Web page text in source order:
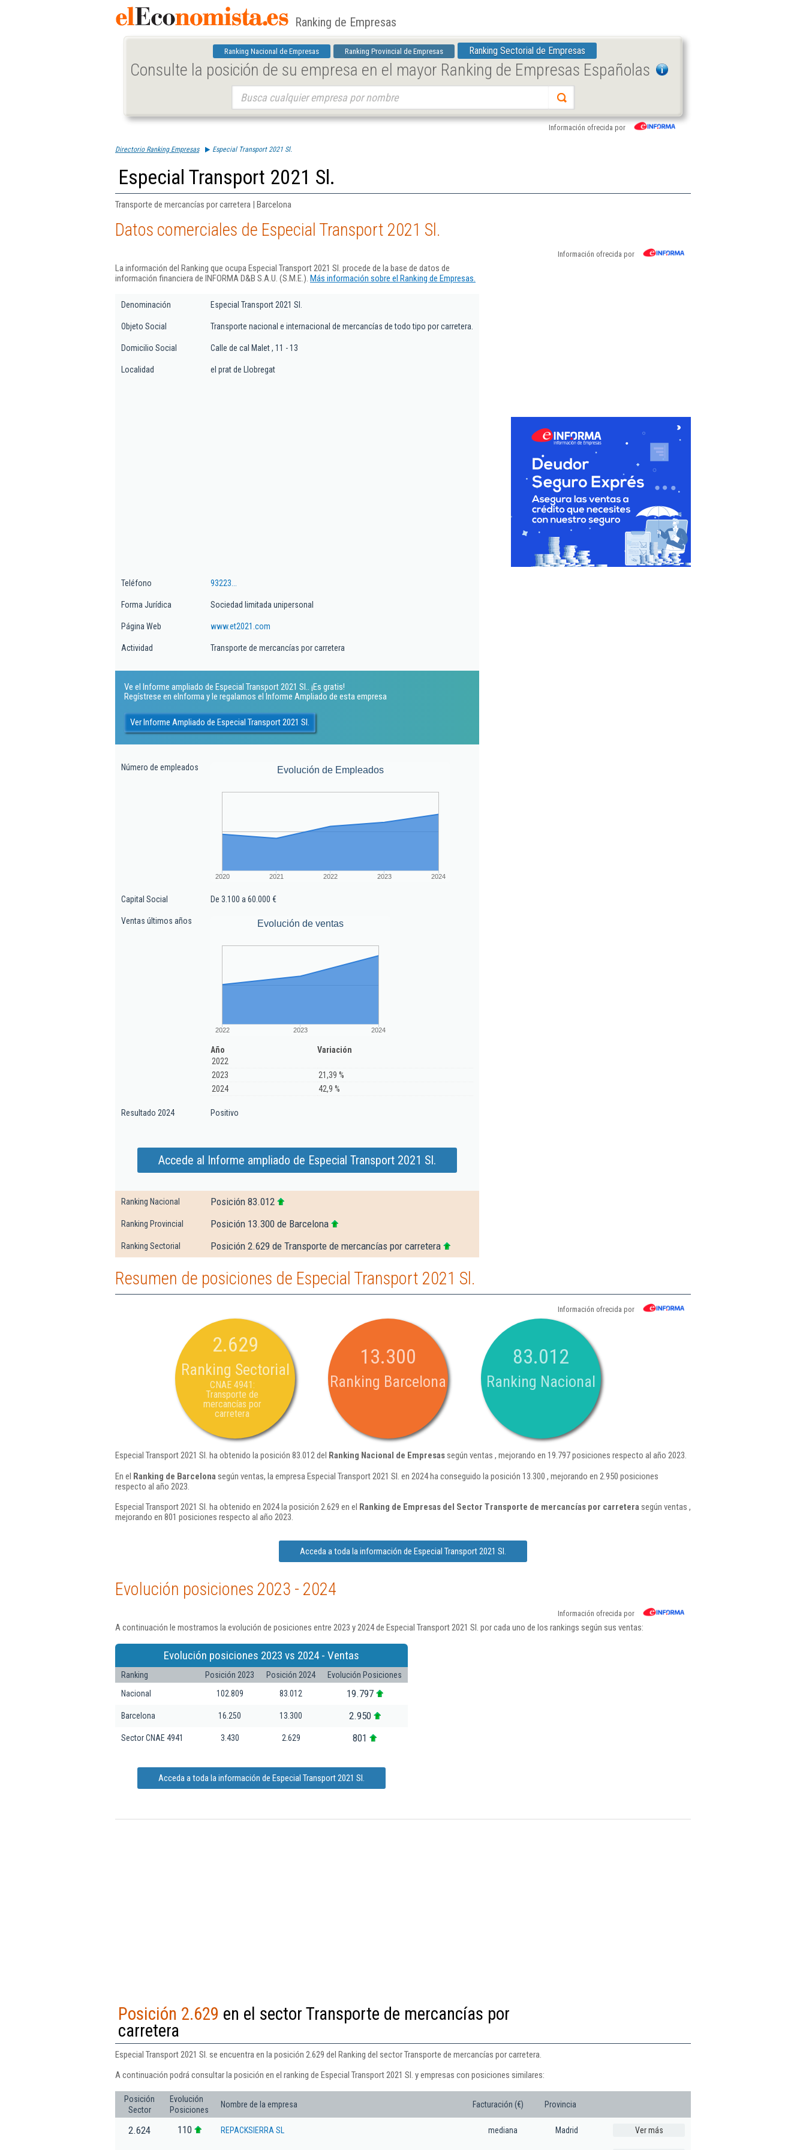
Ranking de Empresas
Ranking Nacional de Empresas Ranking Provincial de Empresas Ranking Sectorial de Empresas
Consulte la posición de su empresa en el mayor Ranking de Empresas Españolas
Información ofrecida por
Directorio Ranking Empresas Especial Transport 2021 Sl.
Especial Transport 2021 Sl.
Transporte de mercancías por carretera | Barcelona
Datos comerciales de Especial Transport 2021 Sl.
Información ofrecida por
La información del Ranking que ocupa Especial Transport 2021 Sl. procede de la base de datos de
información financiera de INFORMA D&B S.A.U. (S.M.E.). Más información sobre el Ranking de Empresas.
Denominación Especial Transport 2021 Sl.
Objeto Social Transporte nacional e internacional de mercancías de todo tipo por carretera.
Domicilio Social Calle de cal Malet , 11 - 13
Localidad el prat de Llobregat
Teléfono 93223...
Forma Jurídica Sociedad limitada unipersonal
Página Web www.et2021.com
Actividad Transporte de mercancías por carretera
Ve el Informe ampliado de Especial Transport 2021 Sl.. ¡Es gratis!
Regístrese en eInforma y le regalamos el Informe Ampliado de esta empresa
Ver Informe Ampliado de Especial Transport 2021 Sl.
Número de empleados Evolución de Empleados
2020 2021 2022 2023 2024
Capital Social De 3.100 a 60.000 €
Ventas últimos años Evolución de ventas
2022 2023 2024
Año
Variación
2022
2023
21,39 %
2024
42,9 %
Resultado 2024 Positivo
Accede al Informe ampliado de Especial Transport 2021 Sl.
Ranking Nacional Posición 83.012
Ranking Provincial Posición 13.300 de Barcelona
Ranking Sectorial Posición 2.629 de Transporte de mercancías por carretera
Resumen de posiciones de Especial Transport 2021 Sl.
Información ofrecida por
2.629
Ranking Sectorial
CNAE 4941:
Transporte de
mercancías por
carretera
13.300
Ranking Barcelona
83.012
Ranking Nacional
Especial Transport 2021 Sl. ha obtenido la posición 83.012 del Ranking Nacional de Empresassegún ventas , mejorando en 19.797 posiciones respecto al año 2023.
En el Ranking de Barcelona según ventas, la empresa Especial Transport 2021 Sl. en 2024 ha conseguido la posición 13.300 , mejorando en 2.950 posiciones
respecto al año 2023.
Especial Transport 2021 Sl. ha obtenido en 2024 la posición 2.629 en el Ranking de Empresas del Sector Transporte de mercancías por carreterasegún ventas ,
mejorando en 801 posiciones respecto al año 2023.
Acceda a toda la información de Especial Transport 2021 Sl.
Evolución posiciones 2023 - 2024
Información ofrecida por
A continuación le mostramos la evolución de posiciones entre 2023 y 2024 de Especial Transport 2021 Sl. por cada uno de los rankings según sus ventas:
Evolución posiciones 2023 vs 2024 - Ventas
Ranking Posición 2023 Posición 2024
Evolución Posiciones
Nacional
102.809 83.012 19.797
Barcelona 16.250 13.300 2.950
Sector CNAE 4941 3.430 2.629 801
Acceda a toda la información de Especial Transport 2021 Sl.
Posición 2.629 en el sector Transporte de mercancías por
carretera
Especial Transport 2021 Sl. se encuentra en la posición 2.629 del Ranking del sector Transporte de mercancías por carretera.
A continuación podrá consultar la posición en el ranking de Especial Transport 2021 Sl. y empresas con posiciones similares:
Posición
Sector
Evolución
Posiciones
Nombre de la empresa Facturación (€) Provincia
2.624 110 REPACKSIERRA SL mediana Madrid Ver más